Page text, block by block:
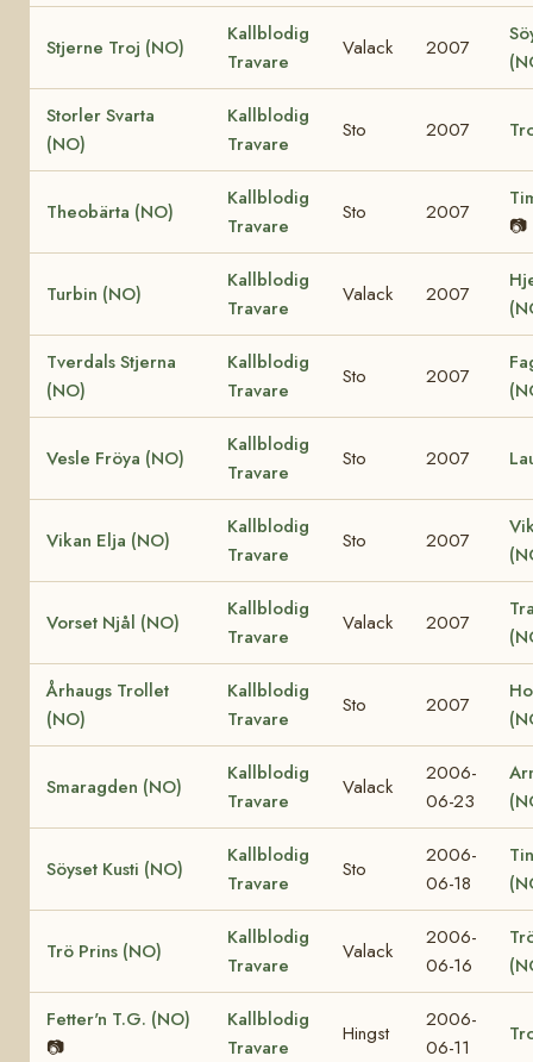
Stjerne Troj (NO)
Kallblodig
Travare
Valack 2007
Storler Svarta
(NO)
Kallblodig
Travare
Sto 2007
Theobärta (NO)
Kallblodig
Travare
Sto 2007
📷
Turbin (NO)
Kallblodig
Travare
Valack 2007
Tverdals Stjerna
(NO)
Kallblodig
Travare
Sto 2007
Vesle Fröya (NO)
Kallblodig
Travare
Sto 2007
Vikan Elja (NO)
Kallblodig
Travare
Sto 2007
Vorset Njål (NO)
Kallblodig
Travare
Valack 2007
Århaugs Trollet
(NO)
Kallblodig
Travare
Sto 2007
Smaragden (NO)
Kallblodig
Travare
Valack
2006-
06-23
Söyset Kusti (NO)
Kallblodig
Travare
Sto
2006-
06-18
Trö Prins (NO)
Kallblodig
Travare
Valack
2006-
06-16
Fetter'n T.G. (NO)
📷
Kallblodig
Travare
Hingst
2006-
06-11